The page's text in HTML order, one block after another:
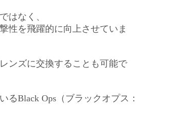
はなく、
性を飛躍的に向上させていま
ンズに交換することも可能で
Black Ops（ブラックオプス：